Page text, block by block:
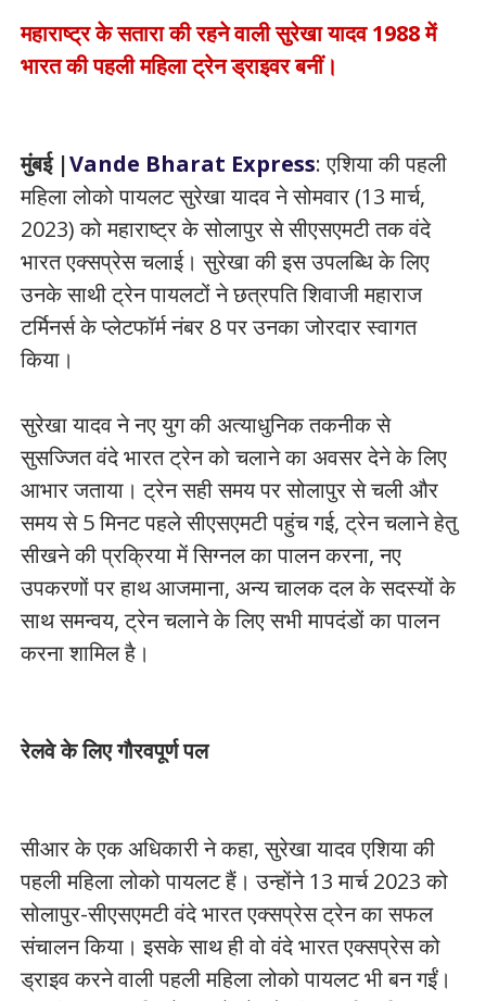
महाराष्ट्र के सतारा की रहने वाली सुरेखा यादव 1988 में
भारत की पहली महिला ट्रेन ड्राइवर बनीं।
मुंबई |Vande Bharat Express: एशिया की पहली
महिला लोको पायलट सुरेखा यादव ने सोमवार (13 मार्च,
2023) को महाराष्ट्र के सोलापुर से सीएसएमटी तक वंदे
भारत एक्सप्रेस चलाई। सुरेखा की इस उपलब्धि के लिए
उनके साथी ट्रेन पायलटों ने छत्रपति शिवाजी महाराज
टर्मिनर्स के प्लेटफॉर्म नंबर 8 पर उनका जोरदार स्वागत
किया।
सुरेखा यादव ने नए युग की अत्याधुनिक तकनीक से
सुसज्जित वंदे भारत ट्रेन को चलाने का अवसर देने के लिए
आभार जताया। ट्रेन सही समय पर सोलापुर से चली और
समय से 5 मिनट पहले सीएसएमटी पहुंच गई, ट्रेन चलाने हेतु
सीखने की प्रक्रिया में सिग्नल का पालन करना, नए
उपकरणों पर हाथ आजमाना, अन्य चालक दल के सदस्यों के
साथ समन्वय, ट्रेन चलाने के लिए सभी मापदंडों का पालन
करना शामिल है।
रेलवे के लिए गौरवपूर्ण पल
सीआर के एक अधिकारी ने कहा, सुरेखा यादव एशिया की
पहली महिला लोको पायलट हैं। उन्होंने 13 मार्च 2023 को
सोलापुर-सीएसएमटी वंदे भारत एक्सप्रेस ट्रेन का सफल
संचालन किया। इसके साथ ही वो वंदे भारत एक्सप्रेस को
ड्राइव करने वाली पहली महिला लोको पायलट भी बन गईं।